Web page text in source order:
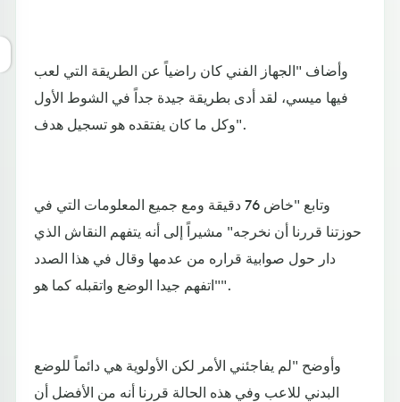
وأضاف "الجهاز الفني كان راضياً عن الطريقة التي لعب
فيها ميسي، لقد أدى بطريقة جيدة جداً في الشوط الأول
وكل ما كان يفتقده هو تسجيل هدف".
وتابع "خاض 76 دقيقة ومع جميع المعلومات التي في
حوزتنا قررنا أن نخرجه" مشيراً إلى أنه يتفهم النقاش الذي
دار حول صوابية قراره من عدمها وقال في هذا الصدد
"اتفهم جيدا الوضع واتقبله كما هو".
وأوضح "لم يفاجئني الأمر لكن الأولوية هي دائماً للوضع
البدني للاعب وفي هذه الحالة قررنا أنه من الأفضل أن